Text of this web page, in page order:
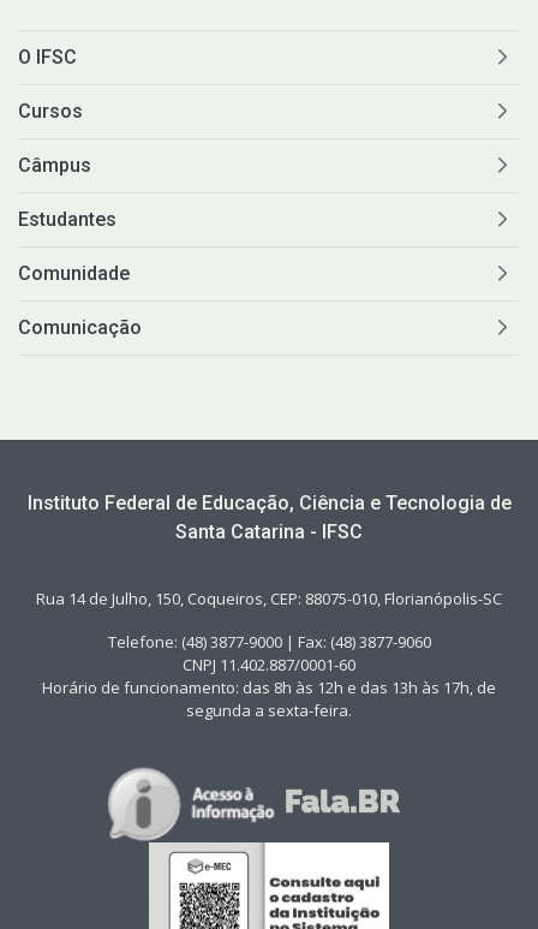
O IFSC
Cursos
Câmpus
Estudantes
Comunidade
Comunicação
Instituto Federal de Educação, Ciência e Tecnologia de
Santa Catarina - IFSC
Rua 14 de Julho, 150, Coqueiros, CEP: 88075-010, Florianópolis-SC
Telefone: (48) 3877-9000 | Fax: (48) 3877-9060
CNPJ 11.402.887/0001-60
Horário de funcionamento: das 8h às 12h e das 13h às 17h, de
segunda a sexta-feira.